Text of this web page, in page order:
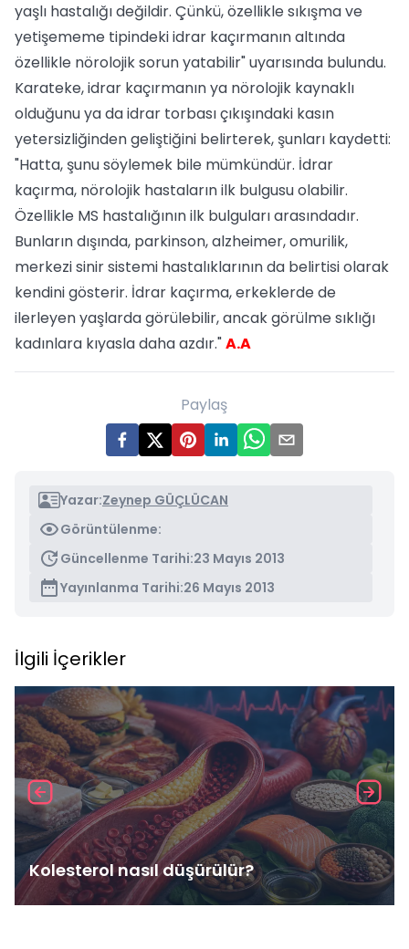
yaşlı hastalığı değildir. Çünkü, özellikle sıkışma ve
yetişememe tipindeki idrar kaçırmanın altında
özellikle nörolojik sorun yatabilir" uyarısında bulundu.
Karateke, idrar kaçırmanın ya nörolojik kaynaklı
olduğunu ya da idrar torbası çıkışındaki kasın
yetersizliğinden geliştiğini belirterek, şunları kaydetti:
"Hatta, şunu söylemek bile mümkündür. İdrar
kaçırma, nörolojik hastaların ilk bulgusu olabilir.
Özellikle MS hastalığının ilk bulguları arasındadır.
Bunların dışında, parkinson, alzheimer, omurilik,
merkezi sinir sistemi hastalıklarının da belirtisi olarak
kendini gösterir. İdrar kaçırma, erkeklerde de
ilerleyen yaşlarda görülebilir, ancak görülme sıklığı
kadınlara kıyasla daha azdır."A.A
Paylaş
Yazar:Zeynep GÜÇLÜCAN
Görüntülenme:
Güncellenme Tarihi:23 Mayıs 2013
Yayınlanma Tarihi:26 Mayıs 2013
İlgili İçerikler
Kolesterol nasıl düşürülür?